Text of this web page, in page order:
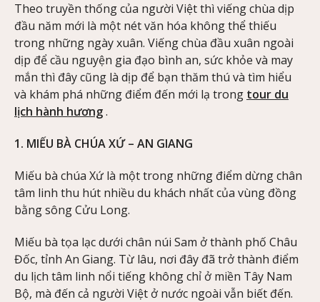
Theo truyền thống của người Việt thì viếng chùa dịp
đầu năm mới là một nét văn hóa không thể thiếu
trong những ngày xuân. Viếng chùa đầu xuân ngoài
dịp để cầu nguyện gia đạo bình an, sức khỏe và may
mắn thì đây cũng là dịp để bạn thăm thú và tìm hiểu
và khám phá những điểm đến mới lạ trong tour du
lịch hành hương.
1. MIẾU BÀ CHÚA XỨ – AN GIANG
Miếu bà chúa Xứ là một trong những điểm dừng chân
tâm linh thu hút nhiều du khách nhất của vùng đồng
bằng sông Cửu Long.
Miếu bà tọa lạc dưới chân núi Sam ở thành phố Châu
Đốc, tỉnh An Giang. Từ lâu, nơi đây đã trở thành điểm
du lịch tâm linh nổi tiếng không chỉ ở miền Tây Nam
Bộ, mà đến cả người Việt ở nước ngoài vẫn biết đến.